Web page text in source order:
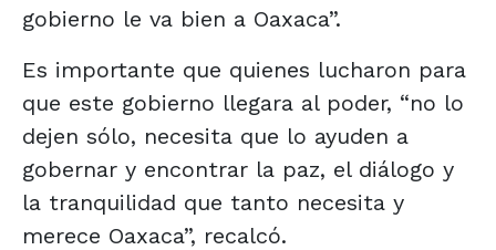
gobierno le va bien a Oaxaca”.
Es importante que quienes lucharon para
que este gobierno llegara al poder, “no lo
dejen sólo, necesita que lo ayuden a
gobernar y encontrar la paz, el diálogo y
la tranquilidad que tanto necesita y
merece Oaxaca”, recalcó.